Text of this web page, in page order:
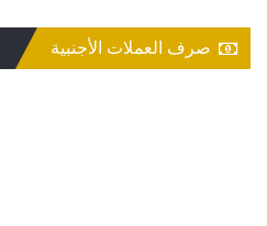
صرف العملات الأجنبية